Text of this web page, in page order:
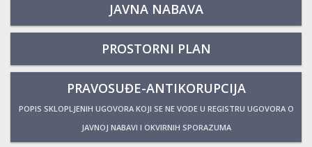
JAVNA NABAVA
PROSTORNI PLAN
PRAVOSUĐE-ANTIKORUPCIJA
POPIS SKLOPLJENIH UGOVORA KOJI SE NE VODE U REGISTRU UGOVORA O
JAVNOJ NABAVI I OKVIRNIH SPORAZUMA